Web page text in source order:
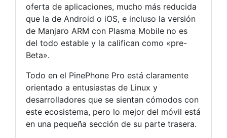
oferta de aplicaciones, mucho más reducida
que la de Android o iOS, e incluso la versión
de Manjaro ARM con Plasma Mobile no es
del todo estable y la califican como «pre-
Beta».
Todo en el PinePhone Pro está claramente
orientado a entusiastas de Linux y
desarrolladores que se sientan cómodos con
este ecosistema, pero lo mejor del móvil está
en una pequeña sección de su parte trasera.